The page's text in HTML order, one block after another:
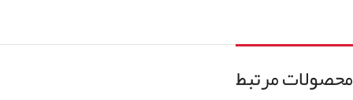
محصولات مرتبط